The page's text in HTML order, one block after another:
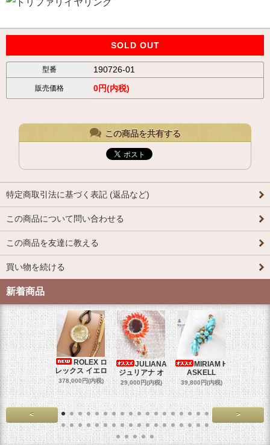
SOLD OUT
型番 190726-01
販売価格 0円(内税)
この商品を共有する
特定商取引法に基づく表記 (返品など)
この商品について問い合わせる
この商品を友達に教える
買い物を続ける
新着商品
ROLEX ロ
レックス イエロ
378,000円(内税)
JULIANA
ジュリアナ オ
29,000円(内税)
MIRIAM H
ASKELL
39,800円(内税)
オメガマ
スダ
458,000円
< >